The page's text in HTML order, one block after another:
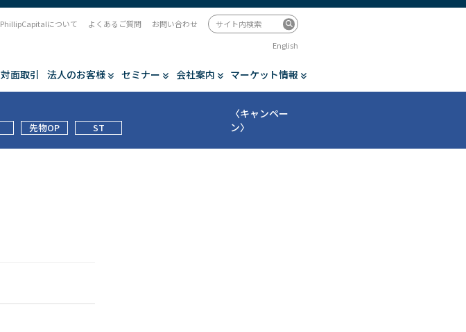
対面取引 法人のお客様 セミナー 会社案内 マーケット情報
PhillipCapitalについて よくあるご質問
お問い合わせ
English
先物OP ST
〈キャンペー
ン〉